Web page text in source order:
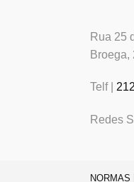
Rua 25
Broega,
Telf |
Redes
NORMAS